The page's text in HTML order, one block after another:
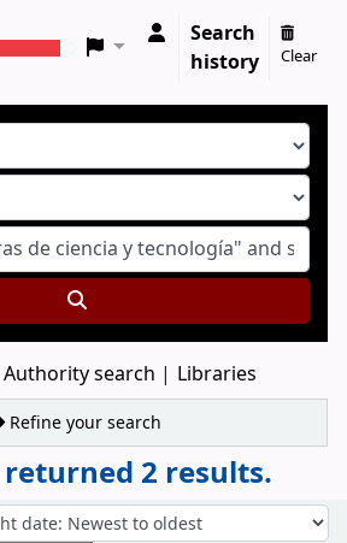
Search
history
Clear
Authority search Libraries
Refine your search
2 results.